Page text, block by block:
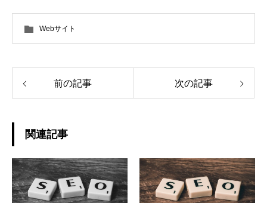
Webサイト
前の記事 次の記事
関連記事